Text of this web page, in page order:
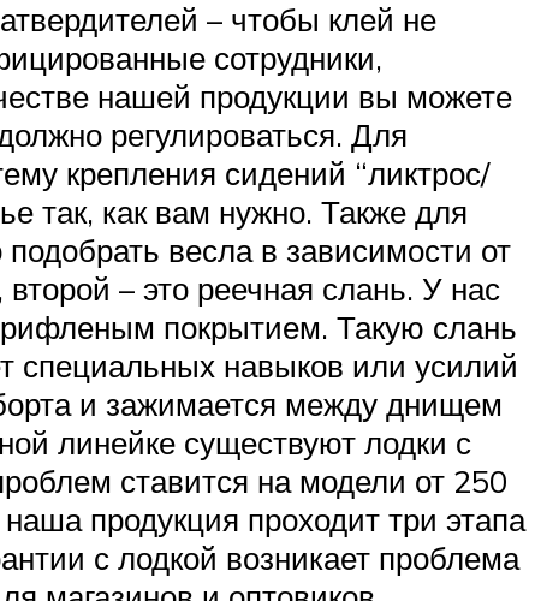
– чтобы клей не
сотрудники,
нашей продукции вы можете
регулироваться. Для
крепления сидений “ликтрос/
так, как вам нужно. Также для
весла в зависимости от
– это реечная слань. У нас
покрытием. Такую слань
специальных навыков или усилий
и зажимается между днищем
линейке существуют лодки с
ставится на модели от 250
продукция проходит три этапа
с лодкой возникает проблема